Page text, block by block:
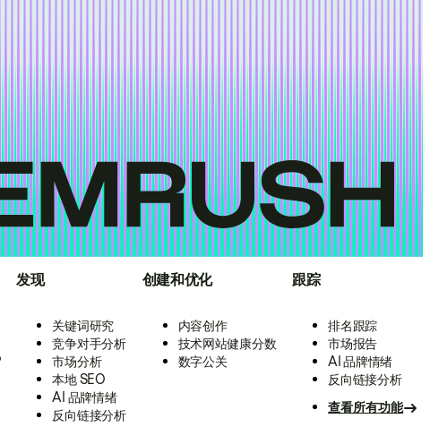
发现
关键词研究
竞争对手分析
市场分析
本地 SEO
AI 品牌情绪
反向链接分析
创建和优化
内容创作
技术网站健康分数
数字公关
跟踪
排名跟踪
市场报告
AI 品牌情绪
反向链接分析
查看所有功能